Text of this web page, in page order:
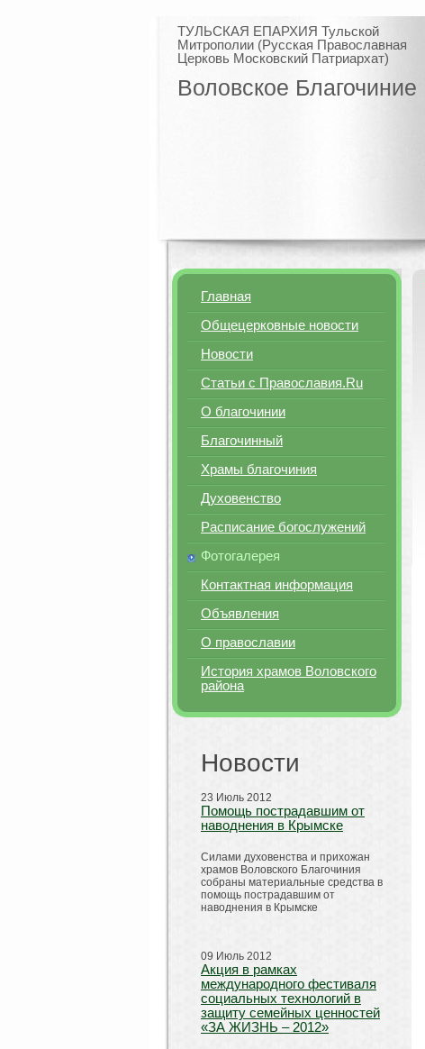
ТУЛЬСКАЯ ЕПАРХИЯ Тульской
Митрополии (Русская Православная
Церковь Московский Патриархат)
Воловское Благочиние
Главная
Общецерковные новости
Новости
Статьи с Православия.Ru
О благочинии
Благочинный
Храмы благочиния
Духовенство
Расписание богослужений
Фотогалерея
Контактная информация
Объявления
О православии
История храмов Воловского
района
Новости
23 Июль 2012
Помощь пострадавшим от
наводнения в Крымске
Силами духовенства и прихожан
храмов Воловского Благочиния
собраны материальные средства в
помощь пострадавшим от
наводнения в Крымске
09 Июль 2012
Акция в рамках
международного фестиваля
социальных технологий в
защиту семейных ценностей
«ЗА ЖИЗНЬ – 2012»